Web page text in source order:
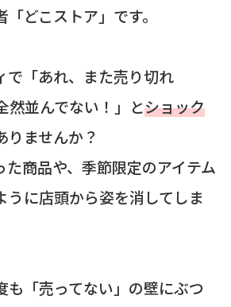
どこストア」です。
で「あれ、また売り切れ
並んでない！」とショック
りませんか？
た商品や、季節限定のアイテム
うに店頭から姿を消してしま
も「売ってない」の壁にぶつ